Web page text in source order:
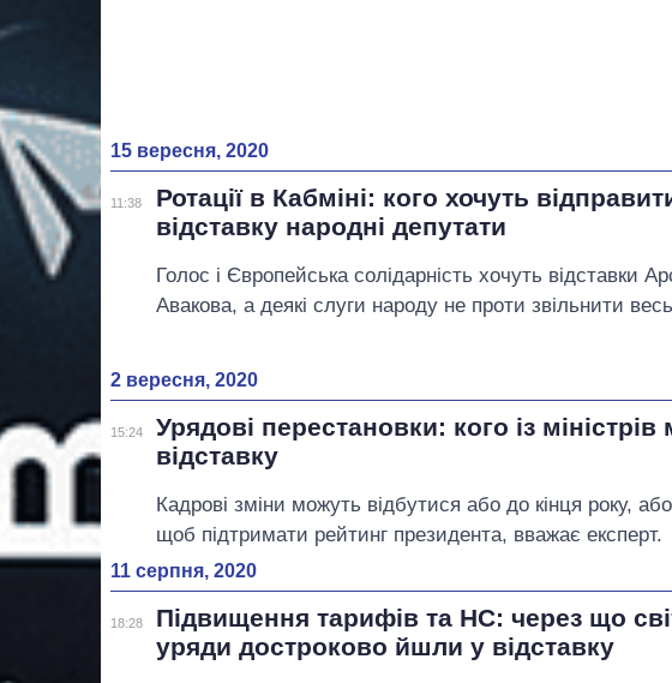
15 вересня, 2020
11:38
Ротації в Кабміні: кого хочуть
відставку народні депутати
Голос і Європейська солідарність хочуть відставки
Авакова, а деякі слуги народу не проти звільнити
2 вересня, 2020
15:24
Урядові перестановки: кого із
відставку
Кадрові зміни можуть відбутися або до кінця року,
щоб підтримати рейтинг президента, вважає експерт.
11 серпня, 2020
18:28
Підвищення тарифів та НС: через що
уряди достроково йшли у відставку